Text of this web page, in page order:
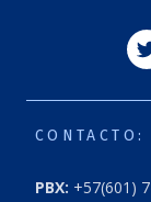
CONTACTO:
PBX: +57(601)